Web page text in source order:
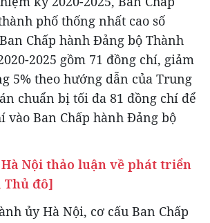
phố thống nhất cao số
Chấp hành Đảng bộ Thành
2025 gồm 71 đồng chí, giảm
5% theo hướng dẫn của Trung
chuẩn bị tối đa 81 đồng chí để
vào Ban Chấp hành Đảng bộ
Hà Nội thảo luận về phát triển
Thủ đô]
ủy Hà Nội, cơ cấu Ban Chấp